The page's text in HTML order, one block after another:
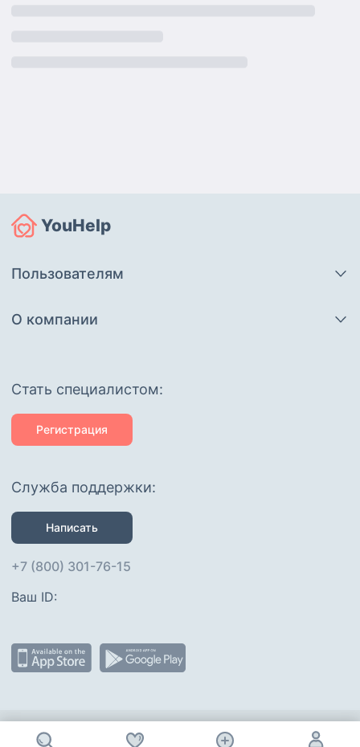
YouHelp
Пользователям
О компании
Cтать специалистом:
Регистрация
Служба поддержки:
Написать
+7 (800) 301-76-15
Ваш ID:
Присоединяйтесь :